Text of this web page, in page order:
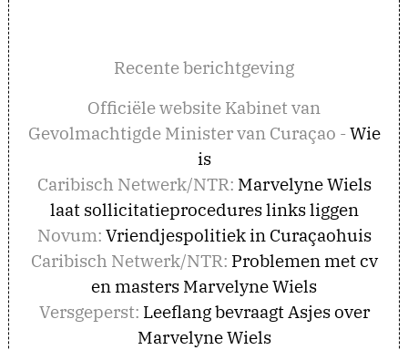
Recente berichtgeving
Officiële website Kabinet van
Gevolmachtigde Minister van Curaçao -Wie
is
Caribisch Netwerk/NTR: Marvelyne Wiels
laat sollicitatieprocedures links liggen
Novum: Vriendjespolitiek in Curaçaohuis
Caribisch Netwerk/NTR: Problemen met cv
en masters Marvelyne Wiels
Versgeperst: Leeflang bevraagt Asjes over
Marvelyne Wiels